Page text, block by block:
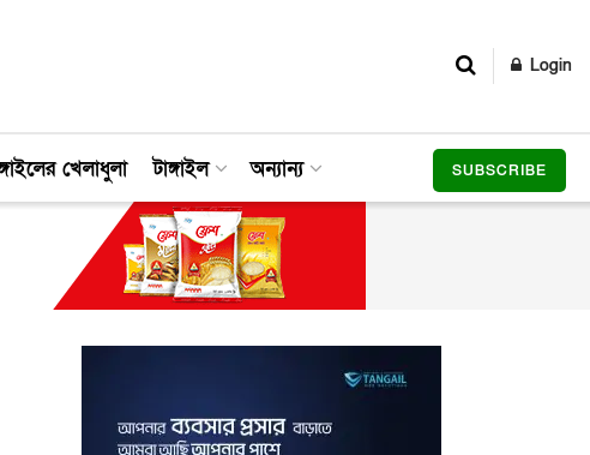
Login
খেলাধুলা টাঙ্গাইল অন্যান্য SUBSCRIBE